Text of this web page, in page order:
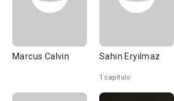
Marcus Calvin Sahin Eryilmaz
1 capítulo